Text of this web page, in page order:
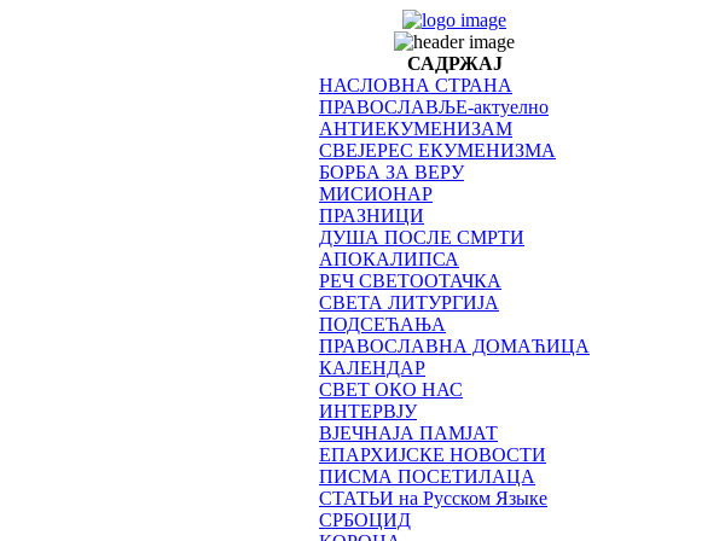
САДРЖАЈ
НАСЛОВНА СТРАНА
ПРАВОСЛАВЉЕ-актуелно
АНТИЕКУМЕНИЗАМ
СВЕЈЕРЕС ЕКУМЕНИЗМА
БОРБА ЗА ВЕРУ
МИСИОНАР
ПРАЗНИЦИ
ДУША ПОСЛЕ СМРТИ
АПОКАЛИПСА
РЕЧ СВЕТООТАЧКА
СВЕТА ЛИТУРГИЈА
ПОДСЕЋАЊА
ПРАВОСЛАВНА ДОМАЋИЦА
КАЛЕНДАР
СВЕТ ОКО НАС
ИНТЕРВЈУ
ВЈЕЧНАЈА ПАМЈАТ
ЕПАРХИЈСКЕ НОВОСТИ
ПИСМА ПОСЕТИЛАЦА
СТАТЬИ на Русском Языке
СРБОЦИД